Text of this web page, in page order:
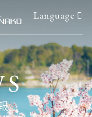
Language
名湖体験
アクティビティ情報
イベントカレンダー